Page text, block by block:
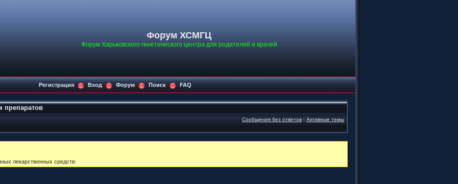
Форум ХСМГЦ
Форум Харьковского генетического центра для родителей и врачей
Регистрация Вход Форум Поиск FAQ
препаратов
Сообщения без ответов | Активные темы
лекарственных средств.